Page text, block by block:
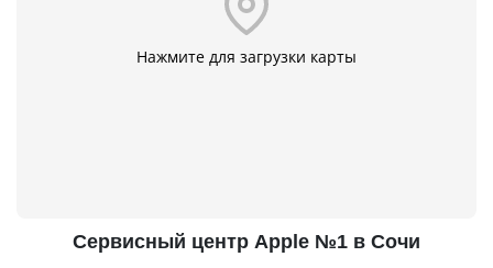
Нажмите для загрузки карты
Сервисный центр Apple №1 в Сочи